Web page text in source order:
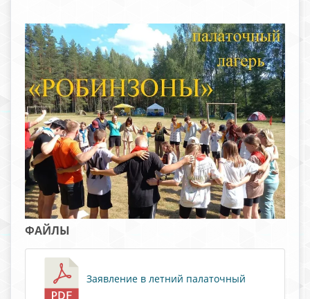
ФАЙЛЫ
Заявление в летний палаточный